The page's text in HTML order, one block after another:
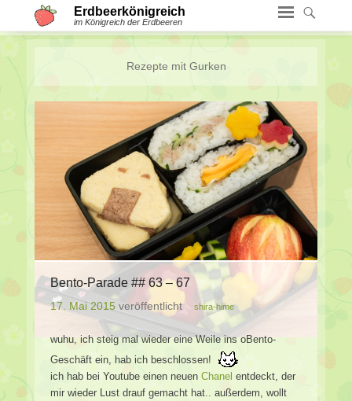
Erdbeerkönigreich
im Königreich der Erdbeeren
Rezepte mit Gurken
Bento-Parade ## 63 – 67
17. Mai 2015 veröffentlicht shira-hime
wuhu, ich steig mal wieder eine Weile ins oBento-
Geschäft ein, hab ich beschlossen!
ich hab bei Youtube einen neuen Chanel entdeckt, der
mir wieder Lust drauf gemacht hat.. außerdem, wollt